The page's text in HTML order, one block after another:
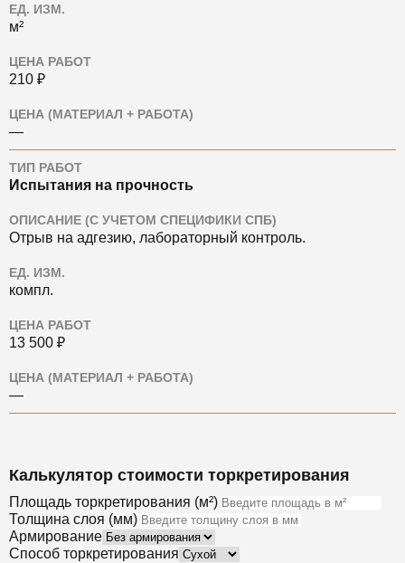
ЕД. ИЗМ.
м²
ЦЕНА РАБОТ
210 ₽
ЦЕНА (МАТЕРИАЛ + РАБОТА)
—
ТИП РАБОТ
Испытания на прочность
ОПИСАНИЕ (С УЧЕТОМ СПЕЦИФИКИ СПБ)
Отрыв на адгезию, лабораторный контроль.
ЕД. ИЗМ.
компл.
ЦЕНА РАБОТ
13 500 ₽
ЦЕНА (МАТЕРИАЛ + РАБОТА)
—
Калькулятор стоимости торкретирования
Площадь торкретирования (м²)
Толщина слоя (мм)
Армирование
Способ торкретирования